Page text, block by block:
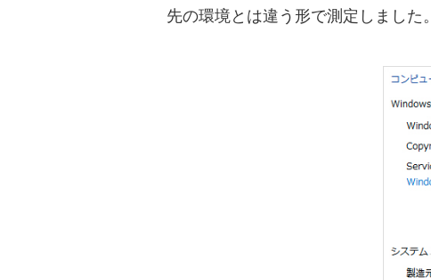
先の環境とは違う形で測定しました。